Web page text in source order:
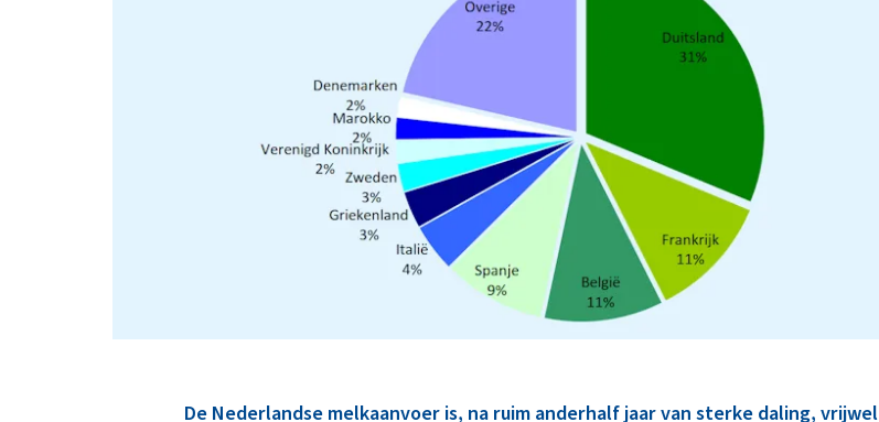
De Nederlandse melkaanvoer is, na ruim anderhalf jaar van sterke daling, vrijwel